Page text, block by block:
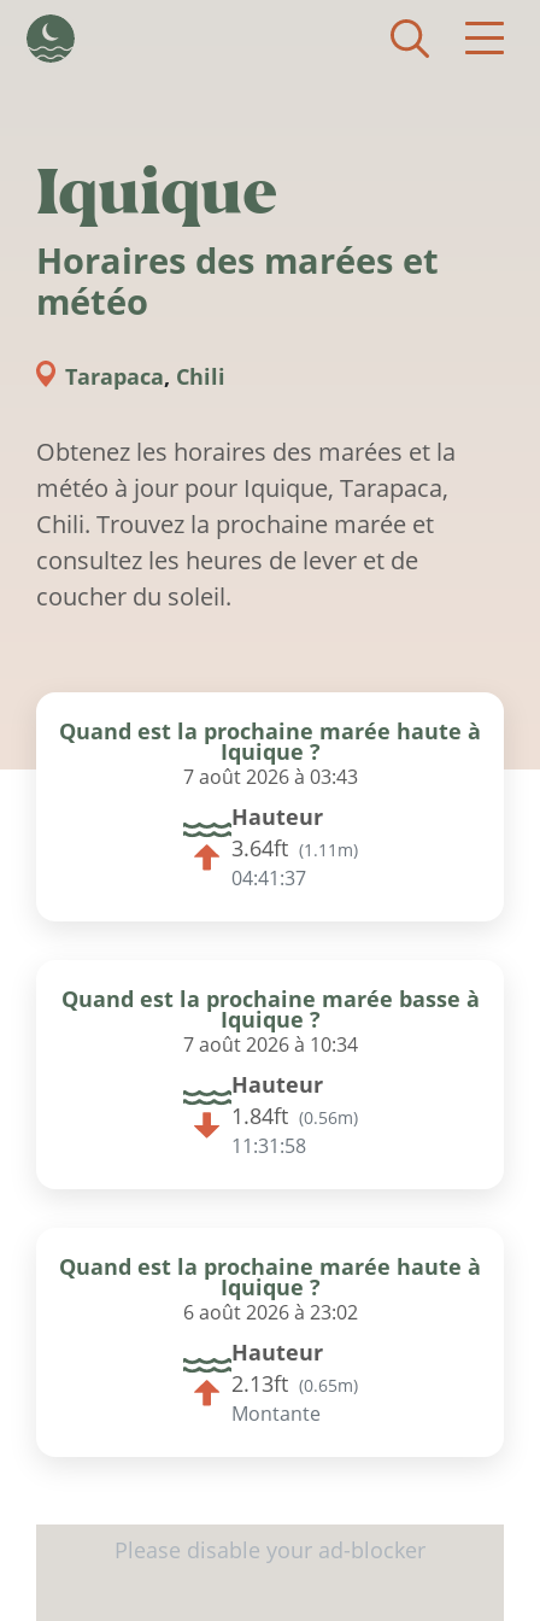
Iquique
Horaires des marées et
météo
Tarapaca, Chili
Obtenez les horaires des marées et la
météo à jour pour Iquique, Tarapaca,
Chili. Trouvez la prochaine marée et
consultez les heures de lever et de
coucher du soleil.
Quand est la prochaine marée haute à
Iquique ?
7 août 2026 à 03:43
Hauteur
3.64ft (1.11m)
04:41:37
Quand est la prochaine marée basse à
Iquique ?
7 août 2026 à 10:34
Hauteur
1.84ft (0.56m)
11:31:58
Quand est la prochaine marée haute à
Iquique ?
6 août 2026 à 23:02
Hauteur
2.13ft (0.65m)
Montante